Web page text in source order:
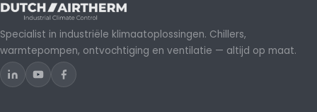
Specialist in industriële klimaatoplossingen. Chillers,
warmtepompen, ontvochtiging en ventilatie — altijd op maat.